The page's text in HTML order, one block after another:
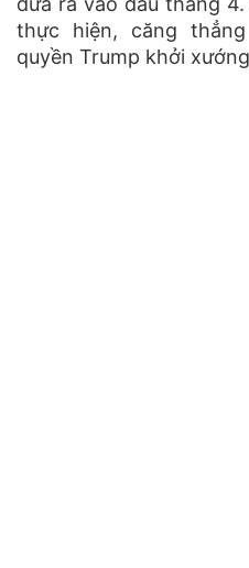
thực hiện, căng
quyền Trump khởi